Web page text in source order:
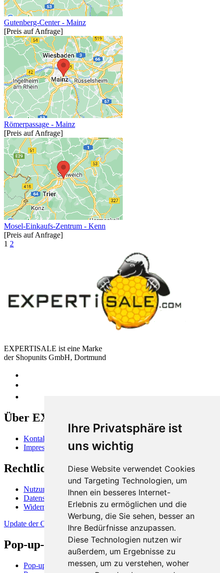
Ihre Privatsphäre ist
uns wichtig
Diese Website verwendet Cookies
und Targeting Technologien, um
Ihnen ein besseres Internet-
Erlebnis zu ermöglichen und die
Werbung, die Sie sehen, besser an
Ihre Bedürfnisse anzupassen.
Diese Technologien nutzen wir
außerdem, um Ergebnisse zu
messen, um zu verstehen, woher
Gutenberg-Center - Mainz
[Preis auf Anfrage]
Römerpassage - Mainz
[Preis auf Anfrage]
Mosel-Einkaufs-Zentrum - Kenn
[Preis auf Anfrage]
1 2
EXPERTISALE ist eine Marke
der Shopunits GmbH, Dortmund
Über EXPERTISALE
Kontakt
Impressum
Rechtliches
Nutzungsbedingungen
Datenschutzerklärung
Widerrufsbelehrung
Update der Cookie-Präferenzen
Pop-up-Stores und -Flächen
Pop-up-Store in Berlin